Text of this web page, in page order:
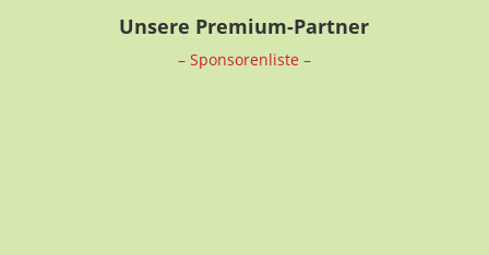
Unsere Premium-Partner
– Sponsorenliste –